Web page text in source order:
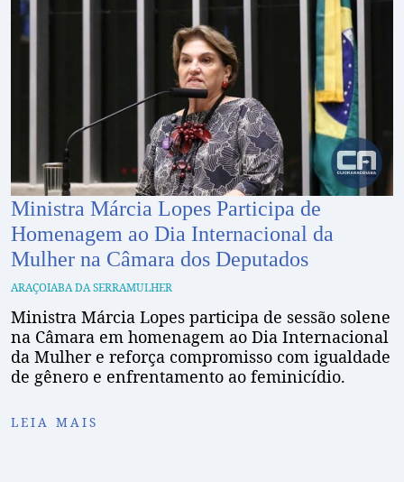
Ministra Márcia Lopes Participa de
Homenagem ao Dia Internacional da
Mulher na Câmara dos Deputados
ARAÇOIABA DA SERRAMULHER
Ministra Márcia Lopes participa de sessão solene
na Câmara em homenagem ao Dia Internacional
da Mulher e reforça compromisso com igualdade
de gênero e enfrentamento ao feminicídio.
LEIA MAIS